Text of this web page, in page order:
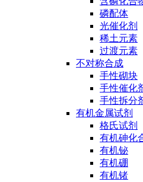
磷配体
光催化剂
稀土元素
过渡元素
不对称合成
手性砌块
手性催化
手性拆分
有机金属试剂
格氏试剂
有机砷化
有机铋
有机硼
有机锗